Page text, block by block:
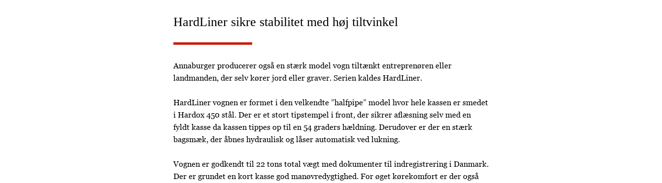
HardLiner sikre stabilitet med høj tiltvinkel
Annaburger producerer også en stærk model vogn tiltænkt entreprenøren eller
landmanden, der selv kører jord eller graver. Serien kaldes HardLiner.
HardLiner vognen er formet i den velkendte ”halfpipe” model hvor hele kassen er smedet
i Hardox 450 stål. Der er et stort tipstempel i front, der sikrer aflæsning selv med en
fyldt kasse da kassen tippes op til en 54 graders hældning. Derudover er der en stærk
bagsmæk, der åbnes hydraulisk og låser automatisk ved lukning.
Vognen er godkendt til 22 tons total vægt med dokumenter til indregistrering i Danmark.
Der er grundet en kort kasse god manøvredygtighed. For øget kørekomfort er der også